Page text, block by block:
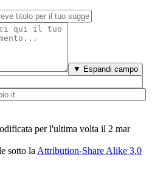
▼ Espandi campo
per l'ultima volta il 2 mar
sotto la Attribution-Share Alike 3.0